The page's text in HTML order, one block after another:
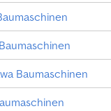
Baumaschinen
4
i
l
i
o
n